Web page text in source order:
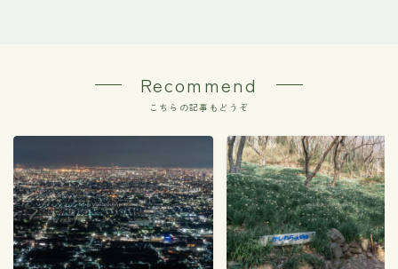
Recommend
こちらの記事もどうぞ